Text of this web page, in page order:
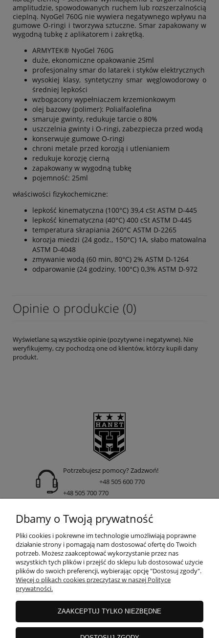
amplitudzie, spowodowanych ruchem lub rozszerzalnością
cieplną. NyoGel 760G nie wywiera negatywnego wpływu na
gumowe O-ringi i tworzywa sztuczne. Smar zapakowany w
wygodną tubkę z aplikatorem i zakrętką.
ARMYTEK® NyoGel 760G
duże, ekonomiczne opakowanie 25ml
profesjonalny smar do latarek i styków elektrycznych
wysokiej klasy, syntetyczny smar węglowodorowy o
średniej lepkości
wzbogacony wypełniaczem krzemionkowym
olej bazowy (polimer): Polialfaolefina
smaruje gwinty, redukuje tarcie o 80%
uszczelnia gwinty i O-ringi, zabezpiecza przed wodą
konserwuje gumowe O-ringi
chroni metale przed korozją i utlenianiem
redukuje korozję cierną
zapakowany w wygodną tubkę
pojemność: 25ml
właściwości fizykochemiczne:
lepkość kinematyczna (100°C) 39,4 cSt ASTM D-445
lepkość kinematyczna (40°C) 400 cSt ASTM D-445
temperatura skrapiania 260°C ASTM D-2265
korozja miedzi (24 godz., 150°C) 1A, słabo matowalna
ASTM D-4048
zmywanie wodą (60 min, 80°C) 2% ASTM D-1264
odparowanie (24 godziny, 100°C) 0,3% ASTM D-972
Opinie o produkcie (0)
Wyświetlane są wszystkie opinie (pozytywne i negatywne). Nie
weryfikujemy, czy pochodzą one od klientów, którzy kupili dany
produkt.
Potrzebujesz pomocy? Zadzwoń!
+48 505 600 770
+48 505 700 770
ul. Nakielska 266 85-391 Bydgoszcz
INFORMACJE
DOSTAWA I PŁATNOŚCI
GWARANCJE I ZWROTY
Dbamy o Twoją prywatność
Pliki cookies i pokrewne im technologie umożliwiają poprawne
działanie strony i pomagają nam dostosować ofertę do Twoich
potrzeb. Możesz zaakceptować wykorzystanie przez nas
wszystkich tych plików i przejść do sklepu lub dostosować użycie
plików do swoich preferencji, wybierając opcję "Dostosuj zgody".
Więcej o plikach cookies przeczytasz w naszej Polityce
prywatności.
ZAAKCEPTUJ TYLKO NIEZBĘDNE